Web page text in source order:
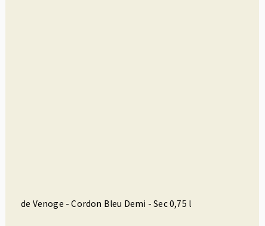
de Venoge - Cordon Bleu Demi - Sec 0,75 l